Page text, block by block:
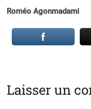
Roméo Agonmadami
Laisser un